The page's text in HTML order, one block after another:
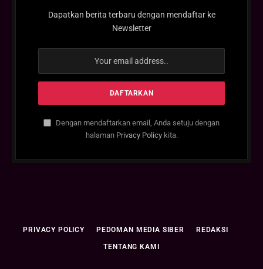
Dapatkan berita terbaru dengan mendaftar ke
Newsletter
Dengan mendaftarkan email, Anda setuju dengan
halaman Privacy Policykita.
PRIVACY POLICY PEDOMAN MEDIA SIBER REDAKSI
TENTANG KAMI